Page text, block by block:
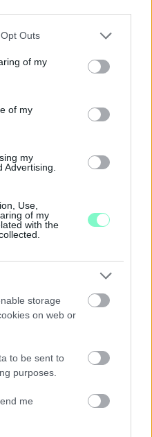
uses one or more Google
You may click to
and its third-party tags to
purposes in below Google
Outs
of my
of my
my
Advertising.
Use,
of my
with the
storage
on web or
to be sent to
purposes.
me
–
ÉS
A LÁTOGATÓKAT A
kiállításokkal készülnek a
ráadásul a Várkazamata
Szólj hozzá!